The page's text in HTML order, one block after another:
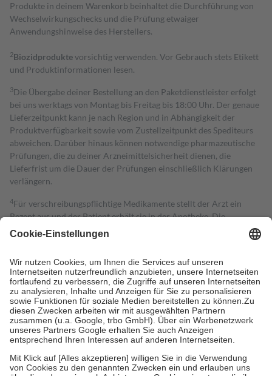
Produkte in deinem Warenkorb beinhaltet die Durchführung von
Wechselwirkungschecks und die Prüfung etwaiger
Anwendungshinweise des Herstellers.
2Biozidproduktevorsichtig verwenden. Vor Gebrauch stets Etikett
und Produktinformationen lesen.
3Die Übergabe deiner Bestellung an den Paketdienstleister erfolgt
bei uns werktags von Montag bis Freitag bis 18:00 Uhr. Der genaue
Lieferzeitpunkt kann je nach Region und in Abhängigkeit der
Produktverfügbarkeit sowie vom Zustellzeitpunkt des Spediteurs
abweichen. Darüber hinaus können notwendige pharmazeutische
Prüfungen, die zu deiner Arzneimittelsicherheit dienen, die
Lieferfrist um die Dauer der Prüfungen einschließlich Klärungen
verlängern.
4Für verschreibungspflichtige Medikamente stellt der Arzt ein
Rezept aus und der Patient erhält sie in der Apotheke. Die
gesetzliche Krankenversicherung übernimmt in der Regel die
Kosten dafür, der Versicherte trägt einen Teil davon als Zuzahlung
Grundsätzlich leisten Mitglieder Zuzahlungen in Höhe von zehn
Prozent des Abgabepreises,mindestens jedochfünf Euround
höchstens zehn Euro.Es sind jedoch nie mehr als die tatsächlichen
Kosten der Leistung zu entrichten.
Diese Regeln gelten grundsätzlich auch für Online-Apotheken.
Bei Heilmitteln und häuslicher Krankenpflege beträgt die
Zuzahlung zehn Prozent der Kosten sowie zehn Euro je
Verordnung.
Um das Engagement der Versicherten für ihre eigene Gesundheit zu